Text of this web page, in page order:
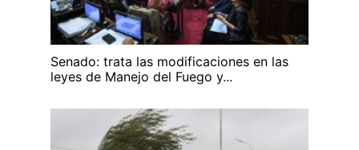
Senado: trata las modificaciones en las
leyes de Manejo del Fuego y...